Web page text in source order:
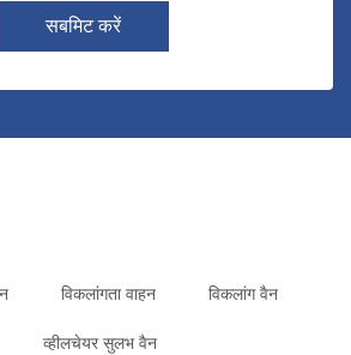
सबमिट करें
विकलांगता वाहन विकलांग वैन
व्हीलचेयर सुलभ वैन